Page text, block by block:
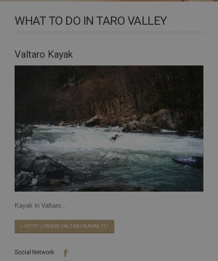
WHAT TO DO IN TARO VALLEY
Valtaro Kayak
Kayak in Valtaro...
» HTTP://WWW.VALTAROKAYAK.IT/
Social Network: